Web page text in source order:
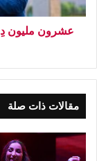
عشرون مليون
مقالات ذات صلة